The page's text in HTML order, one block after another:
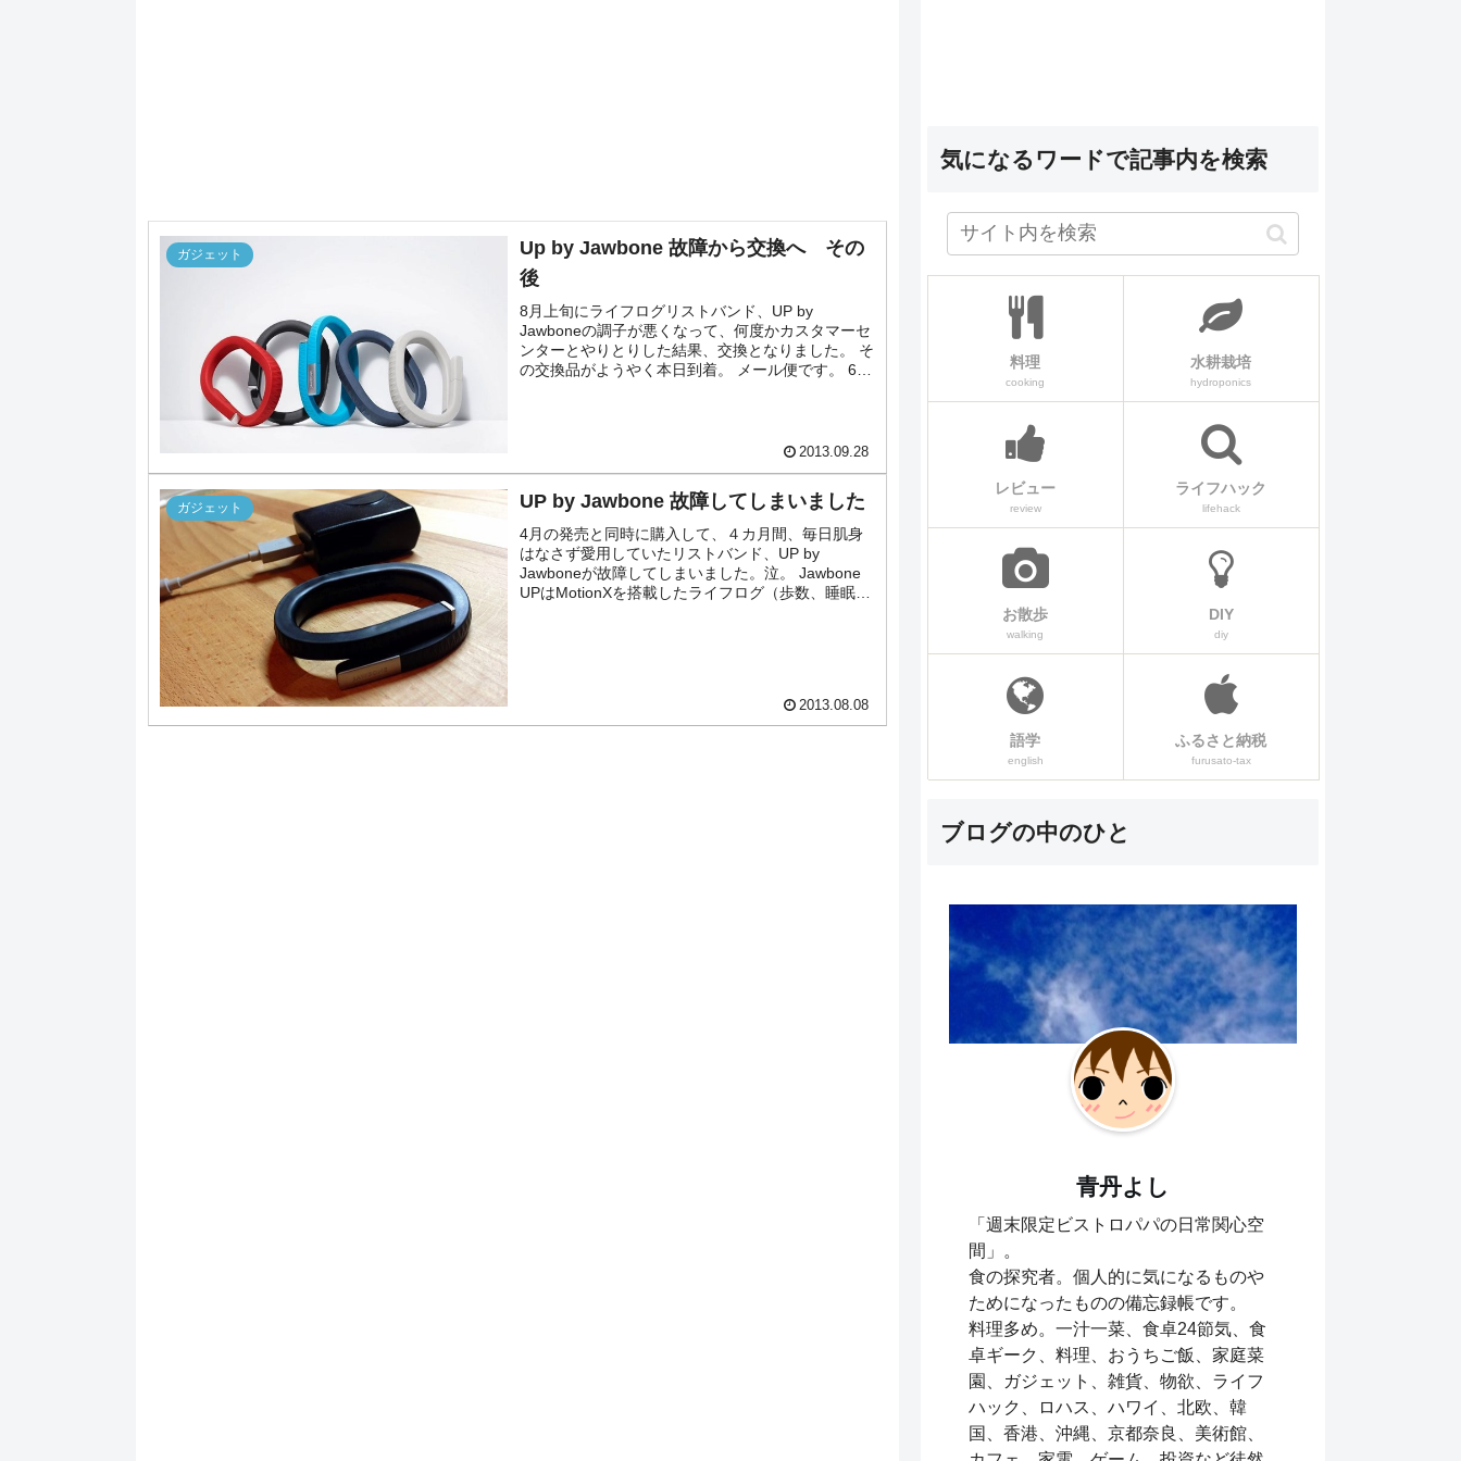
ガジェット
Up by Jawbone 故障から交換へ その
後
8月上旬にライフログリストバンド、UP by
Jawboneの調子が悪くなって、何度かカスタマーセ
ンターとやりとりした結果、交換となりました。 そ
の交換品がようやく本日到着。 メール便です。 6月
2013.09.28
ガジェット UP by Jawbone 故障してしまいました
4月の発売と同時に購入して、４カ月間、毎日肌身
はなさず愛用していたリストバンド、UP by
Jawboneが故障してしまいました。泣。 Jawbone
UPはMotionXを搭載したライフログ（歩数、睡眠時
2013.08.08
気になるワードで記事内を検索
料理
cooking
水耕栽培
hydroponics
レビュー
review
ライフハック
lifehack
お散歩
walking
DIY
diy
語学
english
ふるさと納税
furusato-tax
ブログの中のひと
青丹よし
「週末限定ビストロパパの日常関心空
間」。
食の探究者。個人的に気になるものや
ためになったものの備忘録帳です。
料理多め。一汁一菜、食卓24節気、食
卓ギーク、料理、おうちご飯、家庭菜
園、ガジェット、雑貨、物欲、ライフ
ハック、ロハス、ハワイ、北欧、韓
国、香港、沖縄、京都奈良、美術館、